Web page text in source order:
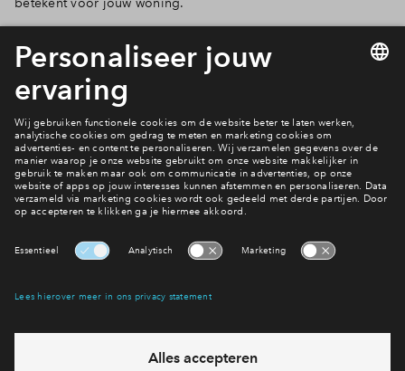
De inhoud van deze pagina is voor het laatst bijgewerkt door
BPD op 3 maart 2026.
Wonen in Groenwijk?
Bekijk het woningaanbod
Interesse? Meld je dan snel aan
Ja, ik wil mij aanmelden